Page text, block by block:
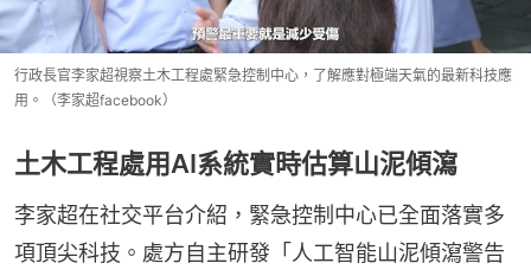
行政長官李家超視察土木工程處緊急控制中心，了解應對極端天氣的最新科技應
用。（李家超facebook）
土木工程處用AI系統實時估算山泥傾瀉
李家超在社交平台介紹，緊急控制中心已全面落實多
項頂尖科技。處方自主研發「人工智能山泥傾瀉警告